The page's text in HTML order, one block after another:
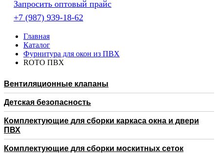
Запросить оптовый прайс
+7 (987) 939-18-62
Главная
Каталог
Фурнитура для окон из ПВХ
RОTO ПВХ
Вентиляционные клапаны
Детская безопасность
Комплектующие для сборки каркаса окна и двери
ПВХ
Комплектующие для сборки москитных сеток